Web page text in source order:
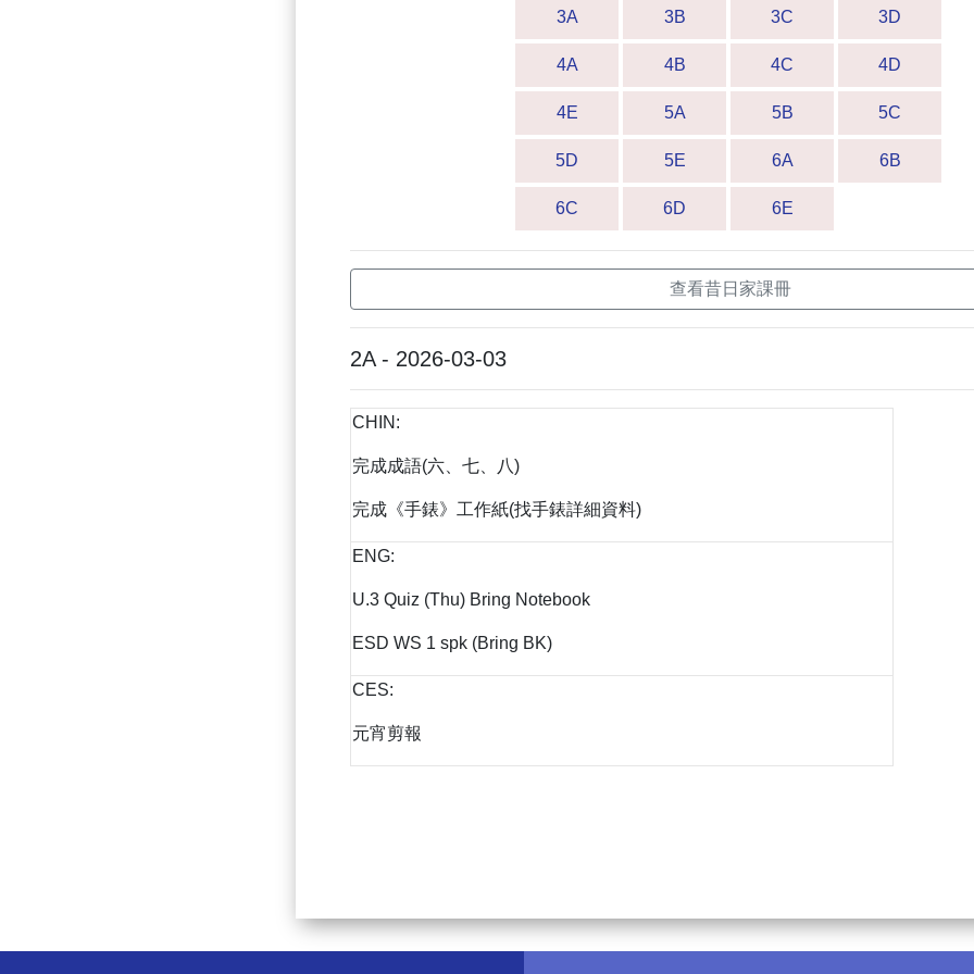
3A 3B 3C 3D
4A 4B 4C 4D
4E 5A 5B 5C
5D 5E 6A 6B
6C 6D 6E
查看昔日家課冊
2A - 2026-03-03
CHIN:
完成成語(六、七、八)
完成《手錶》工作紙(找手錶詳細資料)
ENG:
U.3 Quiz (Thu) Bring Notebook
ESD WS 1 spk (Bring BK)
CES:
元宵剪報